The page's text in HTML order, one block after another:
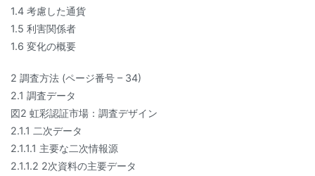
1.4 考慮した通貨
1.5 利害関係者
1.6 変化の概要
2 調査方法 (ページ番号 – 34)
2.1 調査データ
図2 虹彩認証市場：調査デザイン
2.1.1 二次データ
2.1.1.1 主要な二次情報源
2.1.1.2 2次資料の主要データ